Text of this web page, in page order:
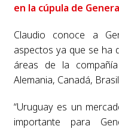
en la cúpula de
Claudio conoce a
aspectos ya que se ha
áreas de la
Alemania, Canadá,
“Uruguay es un
importante para